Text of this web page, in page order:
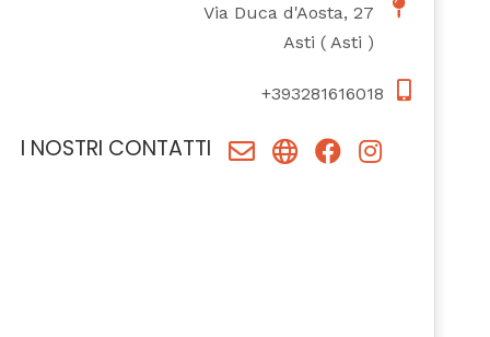
Via Duca d'Aosta, 27
Asti ( Asti )
+393281616018
I NOSTRI CONTATTI